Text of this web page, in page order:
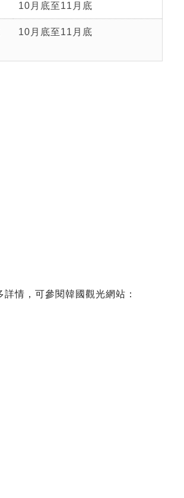
10月底至11月底
10月底至11月底
情，可參閱韓國觀光網站：